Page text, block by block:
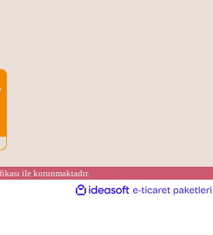
ile korunmaktadır.
ideasoft